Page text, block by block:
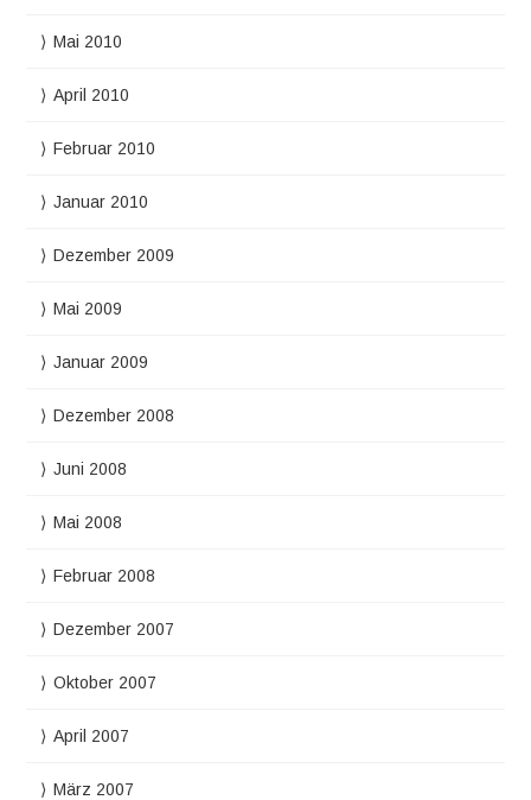
Mai 2010
April 2010
Februar 2010
Januar 2010
Dezember 2009
Mai 2009
Januar 2009
Dezember 2008
Juni 2008
Mai 2008
Februar 2008
Dezember 2007
Oktober 2007
April 2007
März 2007